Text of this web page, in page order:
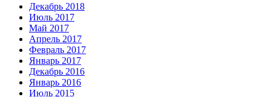
Декабрь 2018
Июль 2017
Май 2017
Апрель 2017
Февраль 2017
Январь 2017
Декабрь 2016
Январь 2016
Июль 2015